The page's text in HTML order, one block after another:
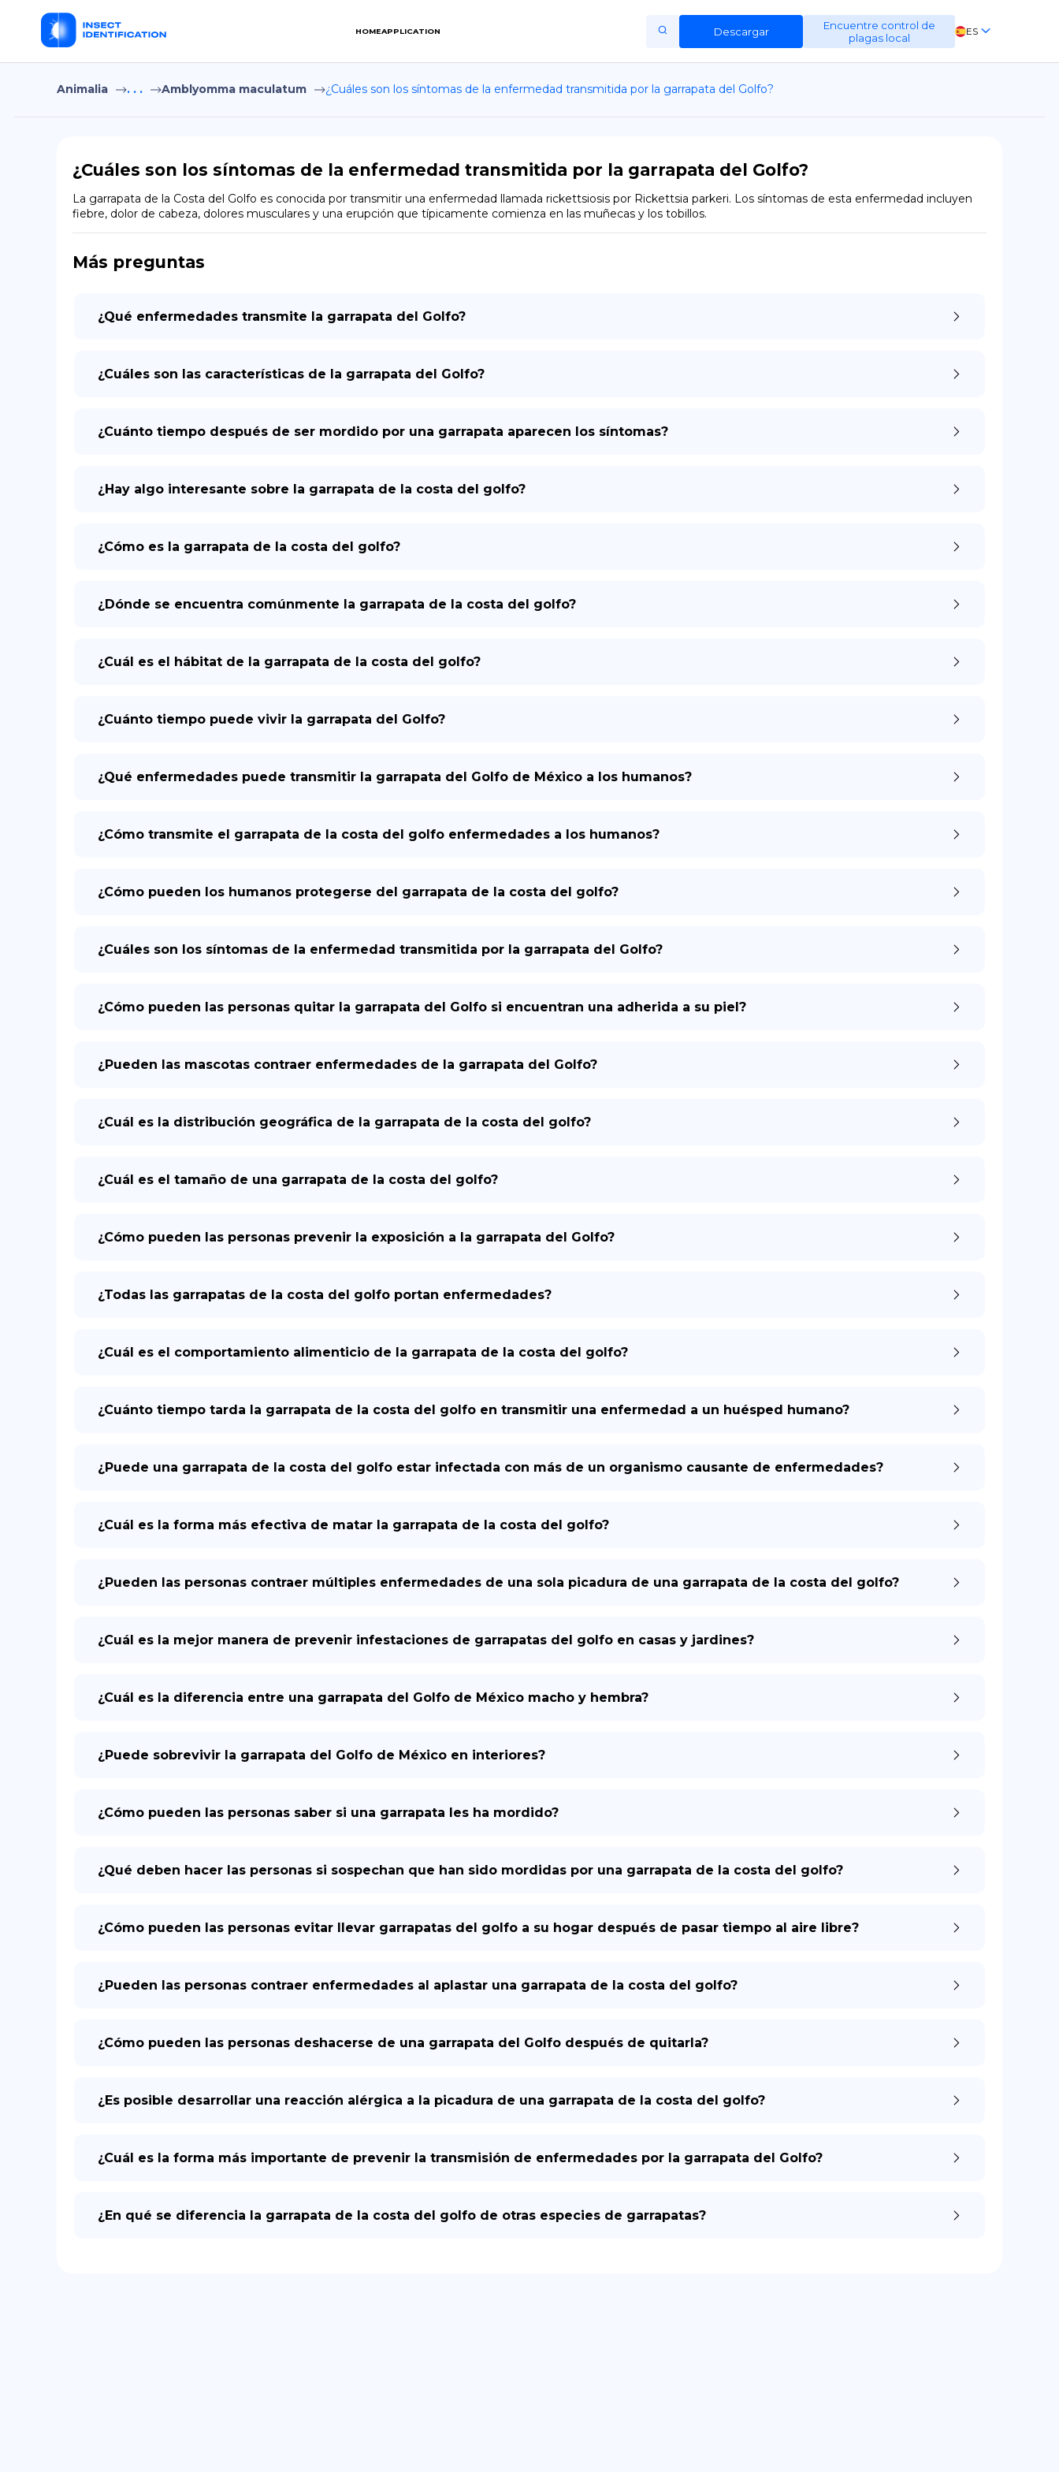
HOMEAPPLICATION Descargar
Encuentre control de
plagas local
ES
EN
Home
Terms of Use
Privacy Policy
ES
Animalia . . . Amblyomma maculatum ¿Cuáles son los síntomas de la enfermedad transmitida por la garrapata del Golfo?
¿Cuáles son los síntomas de la enfermedad transmitida por la garrapata del Golfo?
La garrapata de la Costa del Golfo es conocida por transmitir una enfermedad llamada rickettsiosis por Rickettsia parkeri. Los síntomas de esta enfermedad incluyen
fiebre, dolor de cabeza, dolores musculares y una erupción que típicamente comienza en las muñecas y los tobillos.
Más preguntas
¿Qué enfermedades transmite la garrapata del Golfo?
¿Cuáles son las características de la garrapata del Golfo?
¿Cuánto tiempo después de ser mordido por una garrapata aparecen los síntomas?
¿Hay algo interesante sobre la garrapata de la costa del golfo?
¿Cómo es la garrapata de la costa del golfo?
¿Dónde se encuentra comúnmente la garrapata de la costa del golfo?
¿Cuál es el hábitat de la garrapata de la costa del golfo?
¿Cuánto tiempo puede vivir la garrapata del Golfo?
¿Qué enfermedades puede transmitir la garrapata del Golfo de México a los humanos?
¿Cómo transmite el garrapata de la costa del golfo enfermedades a los humanos?
¿Cómo pueden los humanos protegerse del garrapata de la costa del golfo?
¿Cuáles son los síntomas de la enfermedad transmitida por la garrapata del Golfo?
¿Cómo pueden las personas quitar la garrapata del Golfo si encuentran una adherida a su piel?
¿Pueden las mascotas contraer enfermedades de la garrapata del Golfo?
¿Cuál es la distribución geográfica de la garrapata de la costa del golfo?
¿Cuál es el tamaño de una garrapata de la costa del golfo?
¿Cómo pueden las personas prevenir la exposición a la garrapata del Golfo?
¿Todas las garrapatas de la costa del golfo portan enfermedades?
¿Cuál es el comportamiento alimenticio de la garrapata de la costa del golfo?
¿Cuánto tiempo tarda la garrapata de la costa del golfo en transmitir una enfermedad a un huésped humano?
¿Puede una garrapata de la costa del golfo estar infectada con más de un organismo causante de enfermedades?
¿Cuál es la forma más efectiva de matar la garrapata de la costa del golfo?
¿Pueden las personas contraer múltiples enfermedades de una sola picadura de una garrapata de la costa del golfo?
¿Cuál es la mejor manera de prevenir infestaciones de garrapatas del golfo en casas y jardines?
¿Cuál es la diferencia entre una garrapata del Golfo de México macho y hembra?
¿Puede sobrevivir la garrapata del Golfo de México en interiores?
¿Cómo pueden las personas saber si una garrapata les ha mordido?
¿Qué deben hacer las personas si sospechan que han sido mordidas por una garrapata de la costa del golfo?
¿Cómo pueden las personas evitar llevar garrapatas del golfo a su hogar después de pasar tiempo al aire libre?
¿Pueden las personas contraer enfermedades al aplastar una garrapata de la costa del golfo?
¿Cómo pueden las personas deshacerse de una garrapata del Golfo después de quitarla?
¿Es posible desarrollar una reacción alérgica a la picadura de una garrapata de la costa del golfo?
¿Cuál es la forma más importante de prevenir la transmisión de enfermedades por la garrapata del Golfo?
¿En qué se diferencia la garrapata de la costa del golfo de otras especies de garrapatas?